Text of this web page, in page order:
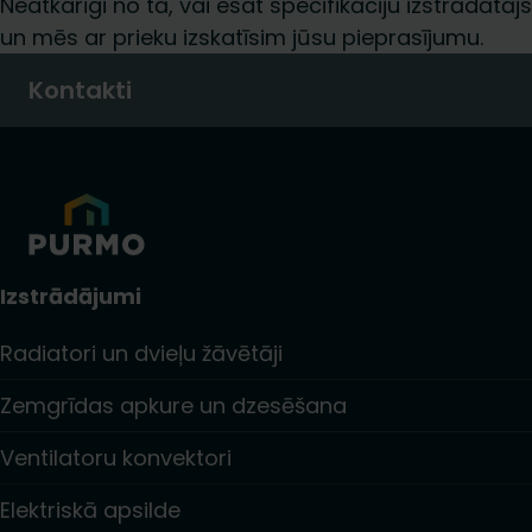
un mēs ar prieku izskatīsim jūsu pieprasījumu.
Kontakti
Izstrādājumi
Radiatori un dvieļu žāvētāji
Zemgrīdas apkure un dzesēšana
Ventilatoru konvektori
Elektriskā apsilde